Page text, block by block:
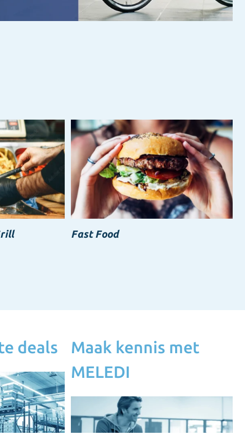
Fast Food
deals
Maak kennis met
MELEDI